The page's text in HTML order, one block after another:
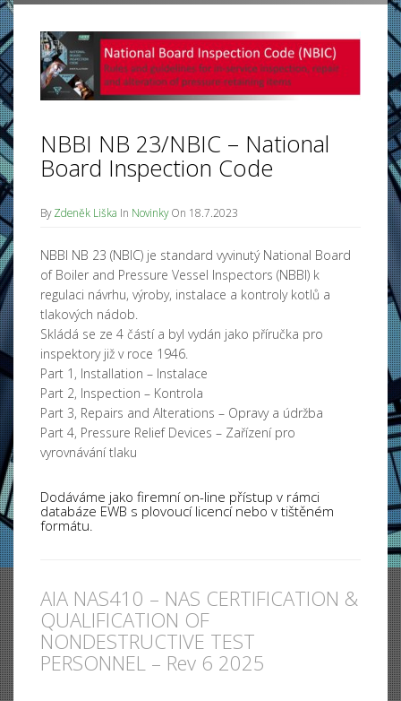
NBBI NB 23/NBIC – National
Board Inspection Code
ByZdeněk Liška In NovinkyOn 18.7.2023
NBBI NB 23 (NBIC) je standard vyvinutý National Board
of Boiler and Pressure Vessel Inspectors (NBBI) k
regulaci návrhu, výroby, instalace a kontroly kotlů a
tlakových nádob.
Skládá se ze 4 částí a byl vydán jako příručka pro
inspektory již v roce 1946.
Part 1, Installation – Instalace
Part 2, Inspection – Kontrola
Part 3, Repairs and Alterations – Opravy a údržba
Part 4, Pressure Relief Devices – Zařízení pro
vyrovnávání tlaku
Dodáváme jako firemní on-line přístup v rámci
databáze EWB s plovoucí licencí nebo v tištěném
formátu.
AIA NAS410 – NAS CERTIFICATION &
QUALIFICATION OF
NONDESTRUCTIVE TEST
PERSONNEL – Rev 6 2025